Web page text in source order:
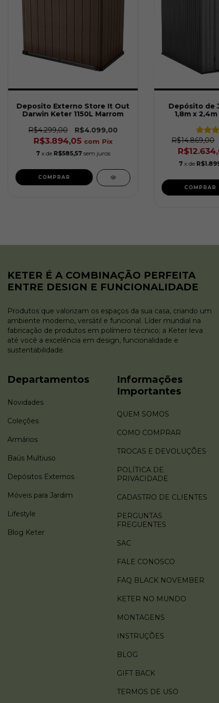
Deposito Externo Store It Out
Darwin Keter 1150L Marrom
R$4.299,00
R$4.099,00
R$3.894,05 com Pix
7 x de R$585,57 sem juros
Depósito de
1,8m x
R$14.869,00
7 x de
KETER É A COMBINAÇÃO PERFEITA
ENTRE DESIGN E FUNCIONALIDADE
Produtos que valorizam os espaços da sua casa, criando um
ambiente moderno, versátil e funcional. Líder mundial na
fabricação de produtos em polímero técnico; a Keter leva
até você a excelência em design, funcionalidade e
sustentabilidade.
Departamentos
Novidades
Coleções
Armários
Baús Multiuso
Depósitos Externos
Móveis para Jardim
Lifestyle
Blog Keter
Informações
Importantes
QUEM SOMOS
COMO COMPRAR
TROCAS E DEVOLUÇÕES
POLÍTICA DE
PRIVACIDADE
CADASTRO DE CLIENTES
PERGUNTAS
FREGUENTES
SAC
FALE CONOSCO
FAQ BLACK NOVEMBER
KETER NO MUNDO
MONTAGENS
INSTRUÇÕES
BLOG
GIFT BACK
TERMOS DE USO